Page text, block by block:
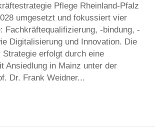
Pflege Rheinland-Pfalz
umgesetzt und fokussiert vier
Fachkräftequalifizierung, -bindung, -
Digitalisierung und Innovation. Die
Strategie erfolgt durch eine
Ansiedlung in Mainz unter der
Dr. Frank Weidner...